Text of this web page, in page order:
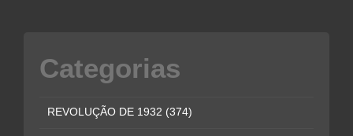
Categorias
REVOLUÇÃO DE 1932 (374)